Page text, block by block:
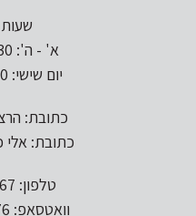
א' - ה': 19:30 - 08:30
יום שישי: 14:30 - 08:30
כתובת: הרצל 43,
כתובת: אלי כהן 42,
טלפון: 08-675-0767
וואטסאפ: 055-980-4776